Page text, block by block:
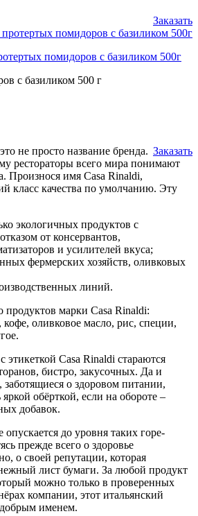
Заказать
помидоров с базиликом 500г
с базиликом 500 г
Заказать
не просто название бренда.
рестораторы всего мира понимают
Произнося имя Casa Rinaldi,
класс качества по умолчанию. Эту
экологичных продуктов с
от консервантов,
и усилителей вкуса;
фермерских хозяйств, оливковых
линий.
продуктов марки Casa Rinaldi:
кофе, оливковое масло, рис, специи,
Casa Rinaldi стараются
бистро, закусочных. Да и
о здоровом питании,
обёрткой, если на обороте –
добавок.
опускается до уровня таких горе-
прежде всего о здоровье
о своей репутации, которая
лист бумаги. За любой продукт
можно только в проверенных
компании, этот итальянский
именем.